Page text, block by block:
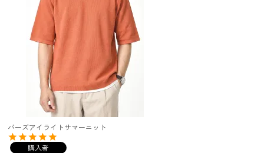
バーズアイライトサマーニット
購入者